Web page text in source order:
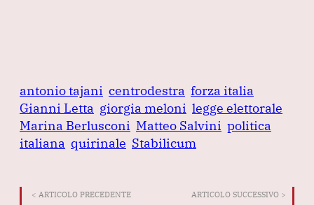
antonio tajani centrodestra forza italia
Gianni Letta giorgia meloni legge elettorale
Marina Berlusconi Matteo Salvini politica
italiana quirinale Stabilicum
< ARTICOLO PRECEDENTE ARTICOLO SUCCESSIVO >